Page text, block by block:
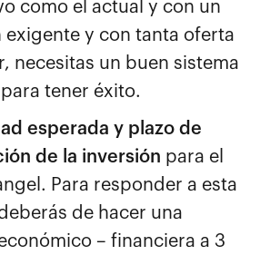
como el actual y con un
exigente y con tanta oferta
necesitas un buen sistema
tener éxito.
esperada y plazo de
de la inversión para el
Para responder a esta
de hacer una
– financiera a 3